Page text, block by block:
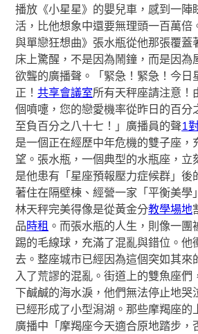
播放《小星星》的嬰兒車，感到一陣
活，比他想象中還要無理頭一百萬倍
與單戀狂想曲》張水瓶從他那張覆蓋
床上驚醒，不是因為鬧鐘，而是因為
欲聾的廣播聲。「緊急！緊急！今日
正！共享會議室所有天秤座請注意！
個噴嚏，您的戀愛機率從昨日的百分
至負百分之八十七！」廣播員的聲1
是一個正在經歷中年危機的雙子座，
望。張水瓶，一個典型的水瓶座，立
是他患有「星座預報壓力症候群」後
著住在隔壁棟、經營一家「平衡美學
林天秤完美得像是從黃金分教學場地
品時租 。而張水瓶的人生，則像一
踢的毛線球，充滿了混亂與錯位。他
去。整座城市已經因為這個突如其來
入了荒謬的混亂。街道上的雙魚座們
下鹹鹹的海水淚，他們無法停止地哭
已經形成了小型潟湖。那些摩羯座的
廣播中「摩羯座今天適合原地踏步，